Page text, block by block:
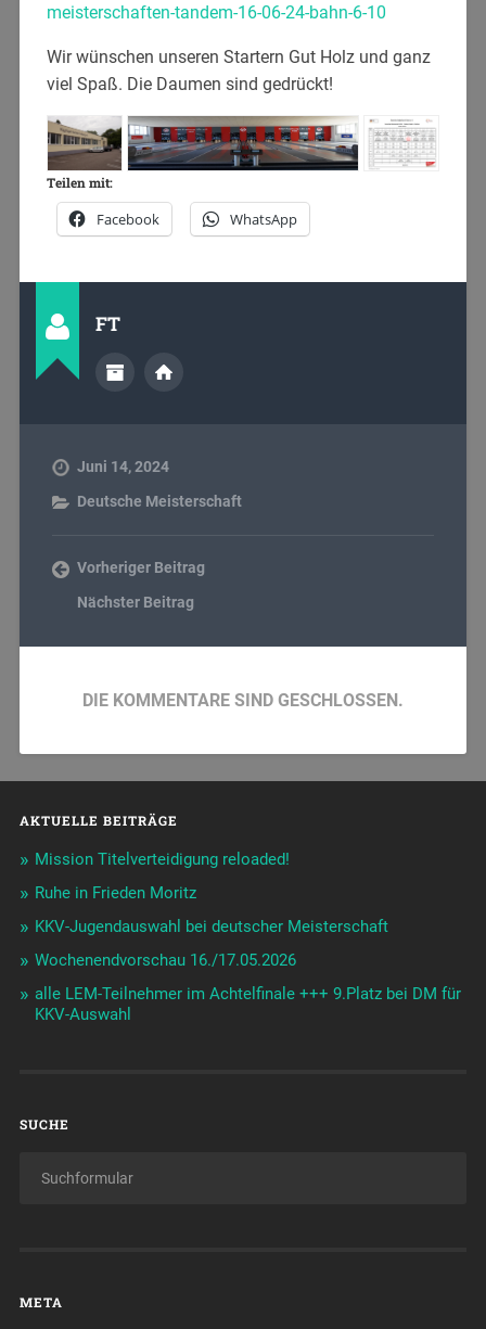
meisterschaften-tandem-16-06-24-bahn-6-10
Wir wünschen unseren Startern Gut Holz und ganz
viel Spaß. Die Daumen sind gedrückt!
Teilen mit:
Facebook WhatsApp
FT
Juni 14, 2024
Deutsche Meisterschaft
Vorheriger Beitrag
Nächster Beitrag
DIE KOMMENTARE SIND GESCHLOSSEN.
AKTUELLE BEITRÄGE
Mission Titelverteidigung reloaded!
Ruhe in Frieden Moritz
KKV-Jugendauswahl bei deutscher Meisterschaft
Wochenendvorschau 16./17.05.2026
alle LEM-Teilnehmer im Achtelfinale +++ 9.Platz bei DM für
KKV-Auswahl
SUCHE
META